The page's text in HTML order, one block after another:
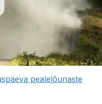
pealelõunaste